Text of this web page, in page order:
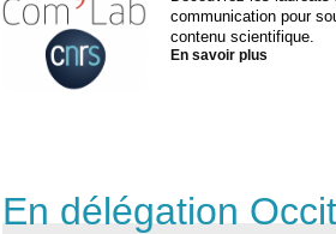
communication pour
contenu scientifique.
En savoir plus
En délégation